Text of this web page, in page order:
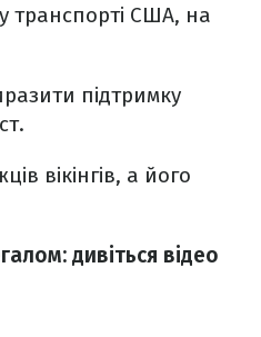
транспорті США, на
підтримку
вікінгів, а його
дивіться відео